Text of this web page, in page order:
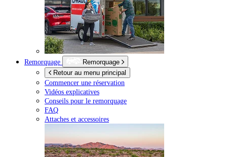
Remorquage
Remorquage
Retour au menu principal
Commencer une réservation
Vidéos explicatives
Conseils pour le remorquage
FAQ
Attaches et accessoires